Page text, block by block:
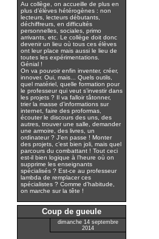
Au collège, on accueille de plus en
plus d’élèves hétérogènes : non
lecteurs, lecteurs débutants,
déchiffreurs, en difficultés
personnelles, sociales, primo
arrivants, etc. Le collège doit donc
devenir un lieu où tous ces élèves
ont leur place mais aussi le lieu de
toutes les expérimentations.
Génial !
On va pouvoir enfin inventer, créer,
innover. Oui, mais... Quels outils,
quel matériel, quelle formation pour
le professeur qui veut s’investir dans
les projets ? Il va falloir tâtonner,
trier la masse d’informations sur
internet, faire des proformas,
écouter le discours des uns, des
autres, trouver une salle, demander
une armoire, des livres, un
ordinateur ? J’en passe ! Monter
des projets, c’est bien joli, mais quel
parcours du combattant ! Tout ceci
est-il bien logique à l’heure où on
supprime les enseignants
spécialisés ? Est-ce au professeur
lambda de remplacer ces
spécialistes ? Comme d’habitude,
on marche sur la tête !
Coup de gueule
dimanche 14 septembre
2014